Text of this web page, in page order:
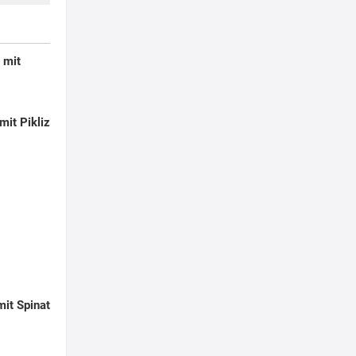
mit
Pikliz
Spinat